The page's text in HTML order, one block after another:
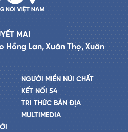
MAI
Hồng Lan, Xuân Thọ, Xuân
NGƯỜI MIỀN NÚI CHẤT
KẾT NỐI 54
TRI THỨC BẢN ĐỊA
MULTIMEDIA